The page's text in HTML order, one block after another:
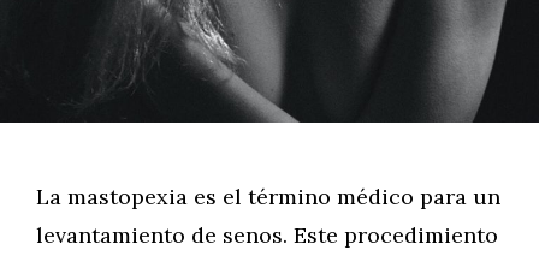
La mastopexia es el término médico para un
levantamiento de senos. Este procedimiento